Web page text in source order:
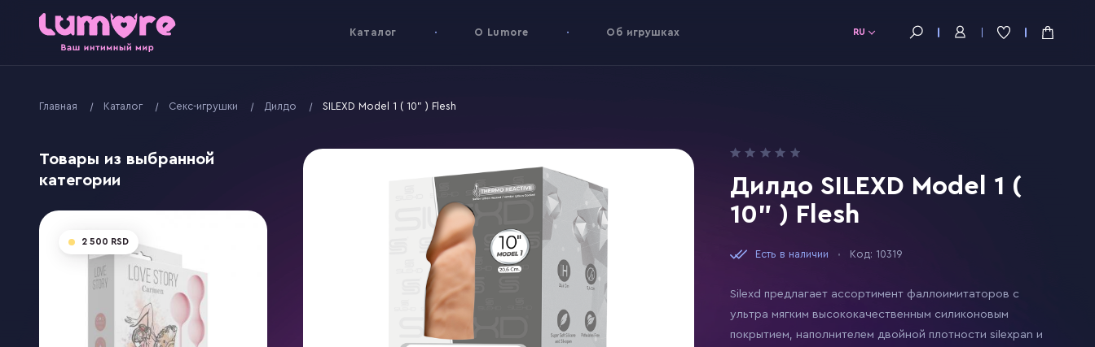
Kаталог О Lumore Об игрушках RU
Главная Kаталог Секс-игрушки Дилдо SILEXD Model 1 ( 10" ) Flesh
Товары из выбранной
категории
2 500
Дилдо SILEXD Model 1 (
10" ) Flesh
Есть в наличии Код: 10319
Silexd предлагает ассортимент фаллоимитаторов с
ультра мягким высококачественным силиконовым
покрытием, наполнителем двойной плотности silexpan и